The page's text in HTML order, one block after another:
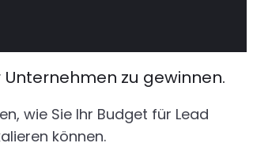
zu gewinnen.
wie Sie Ihr Budget für Lead
können.